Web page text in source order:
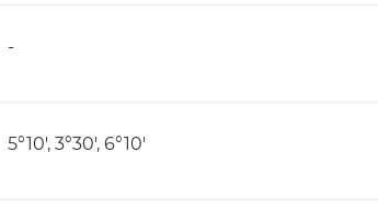
-
5°10', 3°30', 6°10'